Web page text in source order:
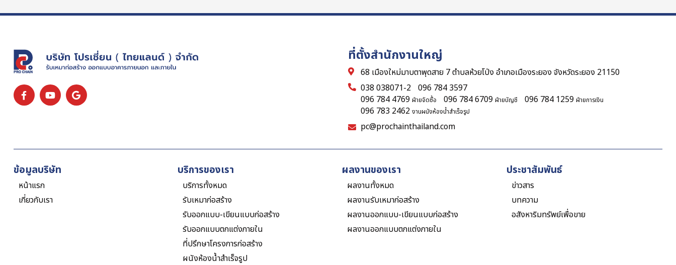
ที่ตั้งสำนักงานใหญ่
68 เมืองใหม่มาบตาพุดสาย 7 ตำบลห้วยโป่ง อำเภอเมืองระยอง จังหวัดระยอง 21150
038 038071-2 096 784 3597
096 784 4769 ฝ่ายจัดซื้อ 096 784 6709 ฝ่ายบัญชี 096 784 1259 ฝ่ายการเงิน
096 783 2462 งานผนังห้องน้ำสำเร็จรูป
pc@prochainthailand.com
ข้อมูลบริษัท
หน้าแรก
เกี่ยวกับเรา
บริการของเรา
บริการทั้งหมด
รับเหมาก่อสร้าง
รับออกแบบ-เขียนแบบก่อสร้าง
รับออกแบบตกแต่งภายใน
ที่ปรึกษาโครงการก่อสร้าง
ผนังห้องน้ำสำเร็จรูป
ผลงานของเรา
ผลงานทั้งหมด
ผลงานรับเหมาก่อสร้าง
ผลงานออกแบบ-เขียนแบบก่อสร้าง
ผลงานออกแบบตกแต่งภายใน
ประชาสัมพันธ์
ข่าวสาร
บทความ
อสังหาริมทรัพย์เพื่อขาย